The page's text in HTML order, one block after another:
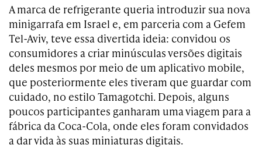
A marca de refrigerante queria introduzir sua nova
minigarrafa em Israel e, em parceria com a Gefem
Tel-Aviv, teve essa divertida ideia: convidou os
consumidores a criar minúsculas versões digitais
deles mesmos por meio de um aplicativo mobile,
que posteriormente eles tiveram que guardar com
cuidado, no estilo Tamagotchi. Depois, alguns
poucos participantes ganharam uma viagem para a
fábrica da Coca-Cola, onde eles foram convidados
a dar vida às suas miniaturas digitais.